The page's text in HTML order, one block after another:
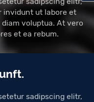
invidunt ut labore et
voluptua. At vero
et ea rebum.
sadipscing elitr,